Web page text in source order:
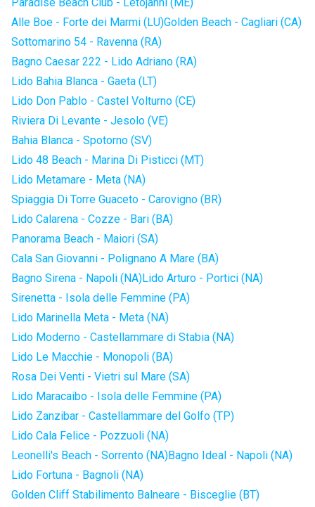
Alle Boe - Forte dei Marmi (LU)Golden Beach - Cagliari (CA)
Sottomarino 54 - Ravenna (RA)
Bagno Caesar 222 - Lido Adriano (RA)
Lido Bahia Blanca - Gaeta (LT)
Lido Don Pablo - Castel Volturno (CE)
Riviera Di Levante - Jesolo (VE)
Bahia Blanca - Spotorno (SV)
Lido 48 Beach - Marina Di Pisticci (MT)
Lido Metamare - Meta (NA)
Spiaggia Di Torre Guaceto - Carovigno (BR)
Lido Calarena - Cozze - Bari (BA)
Panorama Beach - Maiori (SA)
Cala San Giovanni - Polignano A Mare (BA)
Bagno Sirena - Napoli (NA)Lido Arturo - Portici (NA)
Sirenetta - Isola delle Femmine (PA)
Lido Marinella Meta - Meta (NA)
Lido Moderno - Castellammare di Stabia (NA)
Lido Le Macchie - Monopoli (BA)
Rosa Dei Venti - Vietri sul Mare (SA)
Lido Maracaibo - Isola delle Femmine (PA)
Lido Zanzibar - Castellammare del Golfo (TP)
Lido Cala Felice - Pozzuoli (NA)
Leonelli's Beach - Sorrento (NA)Bagno Ideal - Napoli (NA)
Lido Fortuna - Bagnoli (NA)
Golden Cliff Stabilimento Balneare - Bisceglie (BT)